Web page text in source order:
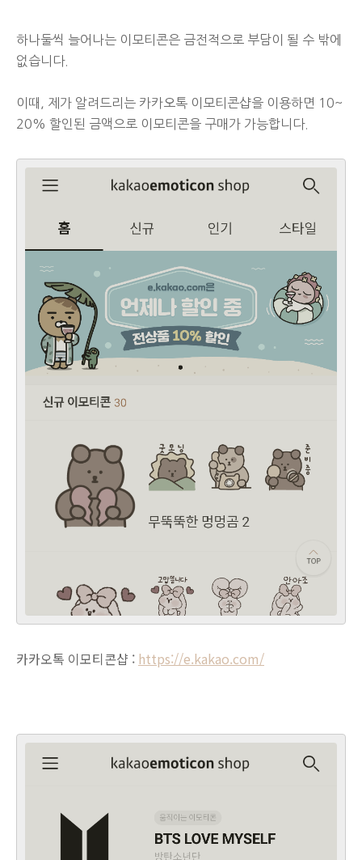
하나둘씩 늘어나는 이모티콘은 금전적으로 부담이 될 수 밖에
없습니다.
이때, 제가 알려드리는 카카오톡 이모티콘샵을 이용하면 10~
20% 할인된 금액으로 이모티콘을 구매가 가능합니다.
카카오톡 이모티콘샵 : https://e.kakao.com/